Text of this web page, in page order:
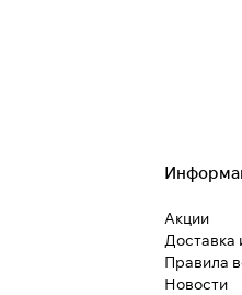
Акции
Доставка
Правила
Новости